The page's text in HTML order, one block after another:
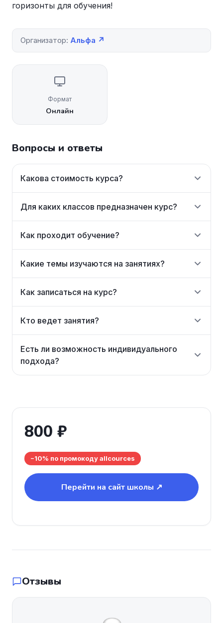
горизонты для обучения!
Организатор: Альфа ↗
Формат
Онлайн
Вопросы и ответы
Какова стоимость курса?
Для каких классов предназначен курс?
Как проходит обучение?
Какие темы изучаются на занятиях?
Как записаться на курс?
Кто ведет занятия?
Есть ли возможность индивидуального
подхода?
800 ₽
−10% по промокоду allcources
Перейти на сайт школы ↗
Отзывы